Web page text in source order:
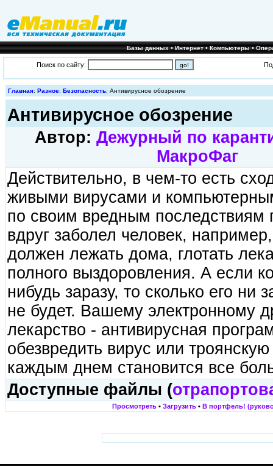
Базы данных•Интернет•Компьютеры•
Поиск по сайту:
Главная: Разное: Безопасность: Антивирусное обозрение
Антивирусное обозрение
Автор: Дежурный по
МакроФаг
Действительно, в чем-то есть
живыми вирусами и
по своим вредным последствиям
вдруг заболел человек,
должен лежать дома, глотать
полного выздоровления. А если
нибудь заразу, то сколько его ни
не будет. Вашему электронному
лекарство - антивирусная
обезвредить вирус или
каждым днем становится все
Доступные файлы (
Просмотреть • Загрузить • В портфель!